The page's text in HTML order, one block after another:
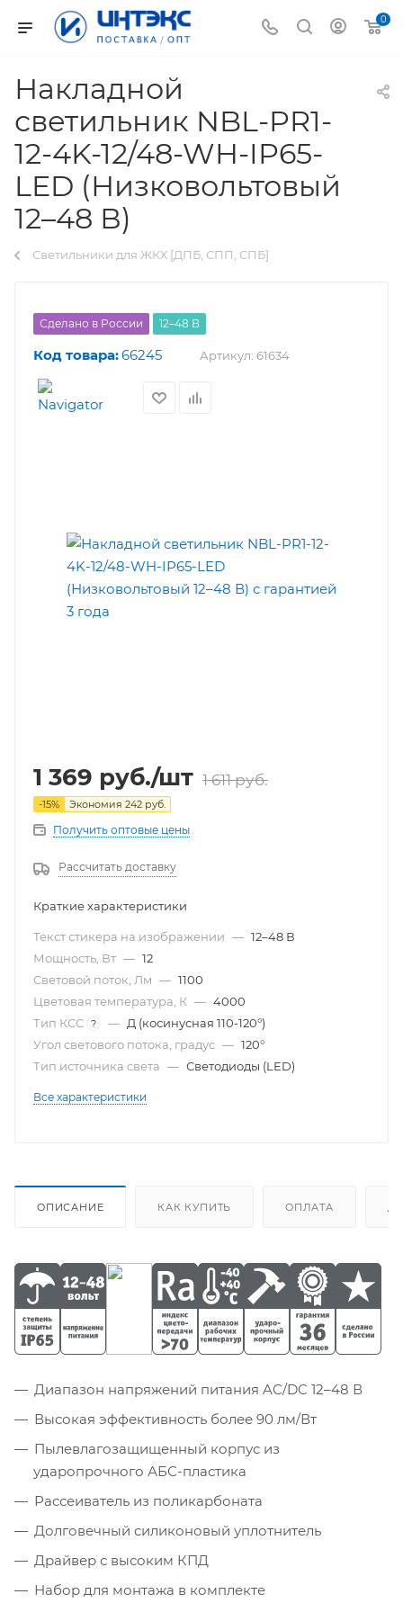
0
Накладной
светильник NBL-PR1-
12-4K-12/48-WH-IP65-
LED (Низковольтовый
12–48 В)
Светильники для ЖКХ [ДПБ, СПП, СПБ]
Сделано в России 12–48 В
Код товара:66245 Артикул: 61634
1 369 руб./шт 1 611руб.
-15% Экономия 242 руб.
Получить оптовые цены
Рассчитать доставку
Краткие характеристики
Текст стикера на изображении — 12–48 В
Мощность, Вт — 12
Световой поток, Лм — 1100
Цветовая температура, К — 4000
Тип КСС ? — Д (косинусная 110-120°)
Угол светового потока, градус — 120°
Тип источника света — Светодиоды (LED)
Все характеристики
ОПИСАНИЕ КАК КУПИТЬ ОПЛАТА
Диапазон напряжений питания AC/DC 12–48 В
Высокая эффективность более 90 лм/Вт
Пылевлагозащищенный корпус из
ударопрочного АБС-пластика
Рассеиватель из поликарбоната
Долговечный силиконовый уплотнитель
Драйвер с высоким КПД
Набор для монтажа в комплекте